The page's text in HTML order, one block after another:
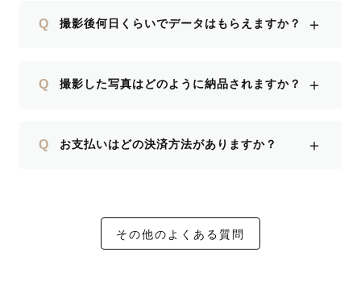
Q 撮影後何日くらいでデータはもらえますか？ ＋
Q 撮影した写真はどのように納品されますか？ ＋
Q お支払いはどの決済方法がありますか？ ＋
その他のよくある質問